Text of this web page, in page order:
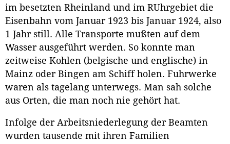
im besetzten Rheinland und im RUhrgebiet die
Eisenbahn vom Januar 1923 bis Januar 1924, also
1 Jahr still. Alle Transporte mußten auf dem
Wasser ausgeführt werden. So konnte man
zeitweise Kohlen (belgische und englische) in
Mainz oder Bingen am Schiff holen. Fuhrwerke
waren als tagelang unterwegs. Man sah solche
aus Orten, die man noch nie gehört hat.
Infolge der Arbeitsniederlegung der Beamten
wurden tausende mit ihren Familien